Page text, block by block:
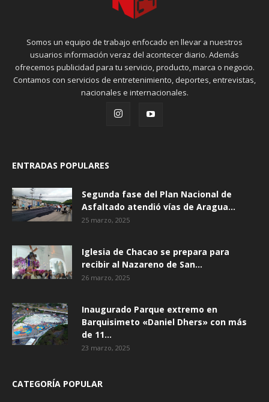
Somos un equipo de trabajo enfocado en llevar a nuestros
usuarios información veraz del acontecer diario. Además
ofrecemos publicidad para tu servicio, producto, marca o negocio.
Contamos con servicios de entretenimiento, deportes, entrevistas,
nacionales e internacionales.
ENTRADAS POPULARES
Segunda fase del Plan Nacional de
Asfaltado atendió vías de Aragua...
25 marzo, 2025
Iglesia de Chacao se prepara para
recibir al Nazareno de San...
26 marzo, 2025
Inaugurado Parque extremo en
Barquisimeto «Daniel Dhers» con más
de 11...
23 marzo, 2025
CATEGORÍA POPULAR